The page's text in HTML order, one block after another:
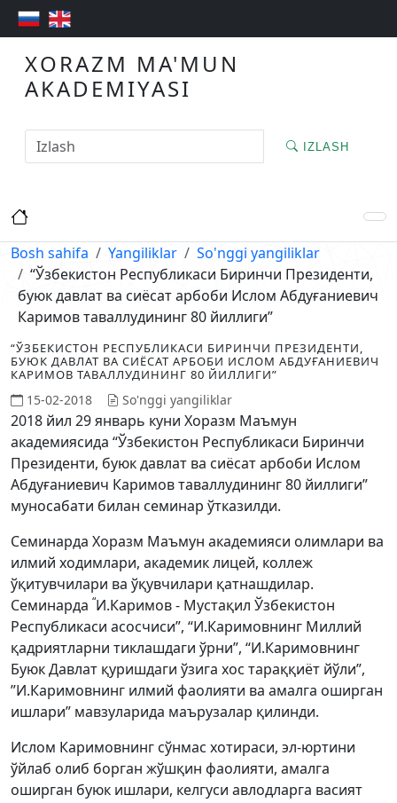
XORAZM MA'MUN
AKADEMIYASI
IZLASH
Bosh sahifa Yangiliklar
So'nggi yangiliklar
“Ўзбекистон Республикаси Биринчи Президенти,
буюк давлат ва сиёсат арбоби Ислом Абдуғаниевич
Каримов таваллудининг 80 йиллиги”
“ЎЗБЕКИСТОН РЕСПУБЛИКАСИ БИРИНЧИ ПРЕЗИДЕНТИ,
БУЮК ДАВЛАТ ВА СИЁСАТ АРБОБИ ИСЛОМ АБДУҒАНИЕВИЧ
КАРИМОВ ТАВАЛЛУДИНИНГ 80 ЙИЛЛИГИ”
15-02-2018 So'nggi yangiliklar
2018 йил 29 январь куни Хоразм Маъмун
академиясида “Ўзбекистон Республикаси Биринчи
Президенти, буюк давлат ва сиёсат арбоби Ислом
Абдуғаниевич Каримов таваллудининг 80 йиллиги”
муносабати билан семинар ўтказилди.
Семинарда Хоразм Маъмун академияси олимлари ва
илмий ходимлари, академик лицей, коллеж
ўқитувчилари ва ўқувчилари қатнашдилар.
Семинарда “И.Каримов - Мустақил Ўзбекистон
Республикаси асосчиси”, “И.Каримовнинг Миллий
қадриятларни тиклашдаги ўрни”, “И.Каримовнинг
Буюк Давлат қуришдаги ўзига хос тараққиёт йўли”,
”И.Каримовнинг илмий фаолияти ва амалга оширган
ишлари” мавзуларида маърузалар қилинди.
Ислом Каримовнинг сўнмас хотираси, эл-юртини
ўйлаб олиб борган жўшқин фаолияти, амалга
оширган буюк ишлари, келгуси авлодларга васият